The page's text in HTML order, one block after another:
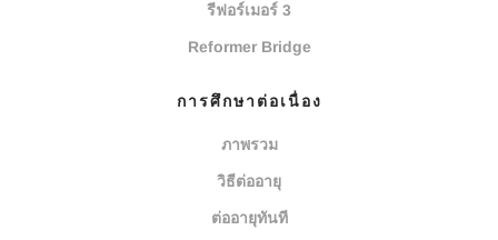
รีฟอร์เมอร์ 3
Reformer Bridge
การศึกษาต่อเนื่อง
ภาพรวม
วิธีต่ออายุ
ต่ออายุทันที